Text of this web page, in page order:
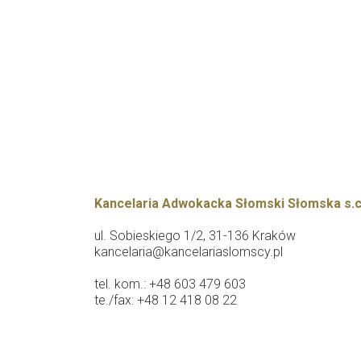
Kancelaria Adwokacka Słomski Słomska
ul. Sobieskiego 1/2, 31-136 Kraków
kancelaria@kancelariaslomscy.pl
tel. kom.: +48 603 479 603
te./fax: +48 12 418 08 22